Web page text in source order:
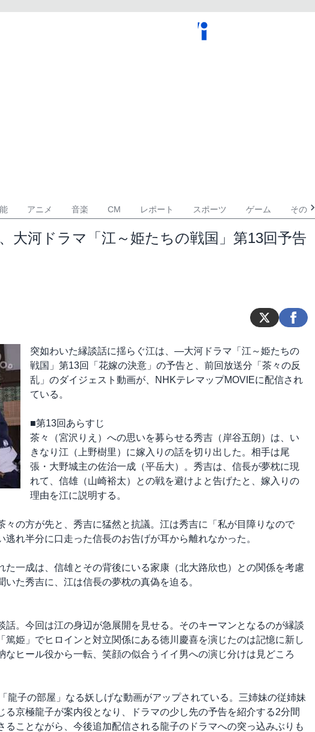
アニメ 音楽 CM レポート スポーツ ゲーム その他
大河ドラマ「江～姫たちの戦国」第13回予告
突如わいた縁談話に揺らぐ江は、―大河ドラマ「江～姫たちの
戦国」第13回「花嫁の決意」の予告と、前回放送分「茶々の反
乱」のダイジェスト動画が、NHKテレマップMOVIEに配信され
ている。
■第13回あらすじ
茶々（宮沢りえ）への思いを募らせる秀吉（岸谷五朗）は、い
きなり江（上野樹里）に嫁入りの話を切り出した。相手は尾
張・大野城主の佐治一成（平岳大）。秀吉は、信長が夢枕に現
れて、信雄（山崎裕太）との戦を避けよと告げたと、嫁入りの
理由を江に説明する。
々の方が先と、秀吉に猛然と抗議。江は秀吉に「私が目障りなので
れ半分に口走った信長のお告げが耳から離れなかった。
一成は、信雄とその背後にいる家康（北大路欣也）との関係を考慮
た秀吉に、江は信長の夢枕の真偽を迫る。
。今回は江の身辺が急展開を見せる。そのキーマンとなるのが縁談
姫」でヒロインと対立関係にある徳川慶喜を演じたのは記憶に新し
ヒール役から一転、笑顔の似合うイイ男への演じ分けは見どころ
龍子の部屋」なる妖しげな動画がアップされている。三姉妹の従姉妹
京極龍子が案内役となり、ドラマの少し先の予告を紹介する2分間
ことながら、今後追加配信される龍子のドラマへの突っ込みぶりも